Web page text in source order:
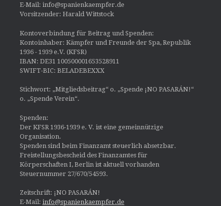
E-Mail: info@spanienkaempfer.de
Vorsitzender: Harald Wittstock
Kontoverbindung für Beitrag und Spenden:
Kontoinhaber: Kämpfer und Freunde der Spa, Republik
1936 - 1939 e.V. (KFSR)
IBAN: DE31 100500001653528911
SWIFT-BIC: BELADEBEXXX
Stichwort: „Mitgliedsbeitrag“ o. „Spende ¡NO PASARÁN!“
o. „Spende Verein“.
Spenden:
Der KFSR 1936-1939 e. V. ist eine gemeinnützige
Organisation.
Spenden sind beim Finanzamt steuerlich absetzbar.
Freistellungsbescheid des Finanzamtes für
Körperschaften I, Berlin ist aktuell vorhanden
Steuernummer 27/670/54593.
Zeitschrift: ¡NO PASARÁN!
E-Mail: info@spanienkaempfer.de